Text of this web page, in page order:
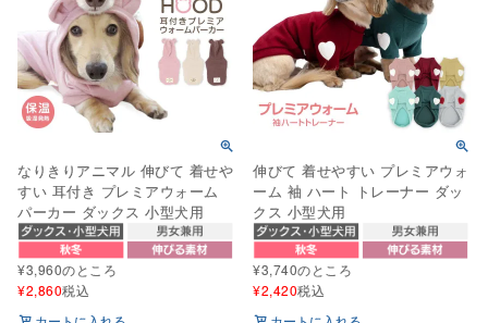
なりきりアニマル 伸びて 着せや
すい 耳付き プレミアウォーム
パーカー ダックス 小型犬用
¥3,960のところ
¥2,860税込
伸びて 着せやすい プレミアウォ
ーム 袖 ハート トレーナー ダッ
クス 小型犬用
¥3,740のところ
¥2,420税込